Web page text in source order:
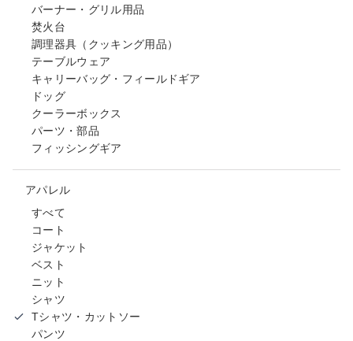
バーナー・グリル用品
焚火台
調理器具（クッキング用品）
テーブルウェア
キャリーバッグ・フィールドギア
ドッグ
クーラーボックス
パーツ・部品
フィッシングギア
アパレル
すべて
コート
ジャケット
ベスト
ニット
シャツ
Tシャツ・カットソー
パンツ